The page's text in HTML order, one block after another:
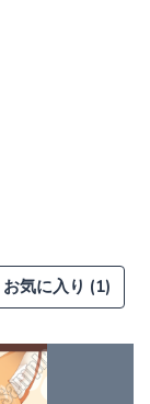
お気に入り (1)